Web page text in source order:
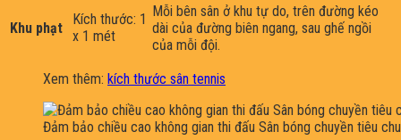
Khu phạt
Kích thước: 1
x 1 mét
Mỗi bên sân ở khu tự do, trên đường kéo
dài của đường biên ngang, sau ghế ngồi
của mỗi đội.
Xem thêm: kích thước sân tennis
Đảm bảo chiều cao không gian thi đấu Sân bóng chuyền tiêu